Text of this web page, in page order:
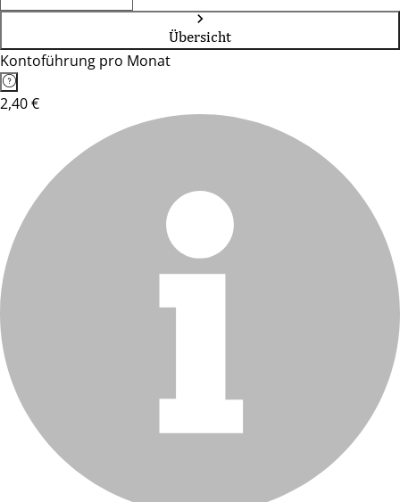
Übersicht
Kontoführung pro Monat
2,40 €